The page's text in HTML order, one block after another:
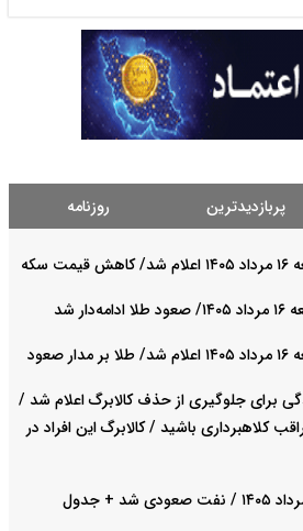
پربازدیدترین روزنامه
برای جلوگیری از حذف کالابرگ اعلام شد /
کلاهبرداری باشید / کالابرگ این افراد در